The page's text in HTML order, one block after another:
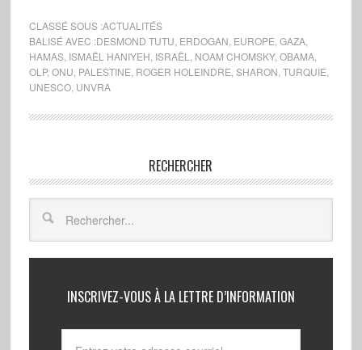
CLASSÉ SOUS :ACTUALITÉS
BALISÉ AVEC :DESMOND TUTU ERDOGAN EUROPE GAZA,
HAMAS, ISMAËL HANIYEH ISRAËL NOAM CHOMSKY, OBAMA,
OLP, ONU PALESTINE ROGER HOLEINDRE SHARON TURQUIE
UNESCO, UNVRA
RECHERCHER
INSCRIVEZ-VOUS À LA LETTRE D’INFORMATION